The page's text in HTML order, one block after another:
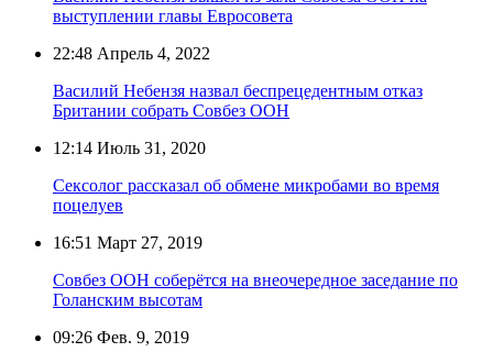
выступлении главы Евросовета
22:48 Апрель 4, 2022
Василий Небензя назвал беспрецедентным отказ
Британии собрать Совбез ООН
12:14 Июль 31, 2020
Сексолог рассказал об обмене микробами во время
поцелуев
16:51 Март 27, 2019
Совбез ООН соберётся на внеочередное заседание по
Голанским высотам
09:26 Фев. 9, 2019